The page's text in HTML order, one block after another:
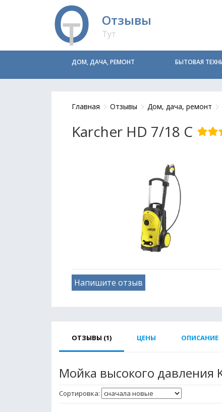
Отзывы
Тут
ДОМ, ДАЧА, РЕМОНТ БЫТОВАЯ
Главная Отзывы Дом, дача, ремонт
Karcher HD 7/18 C
Напишите отзыв
ОТЗЫВЫ (1) ЦЕНЫ ОПИСАНИЕ
Мойка высокого давления
Сортировка: